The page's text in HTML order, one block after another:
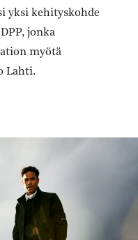
yksi kehityskohde
jonka
myötä
Lahti.